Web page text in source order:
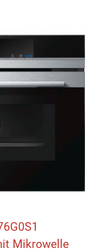
Mikrowelle